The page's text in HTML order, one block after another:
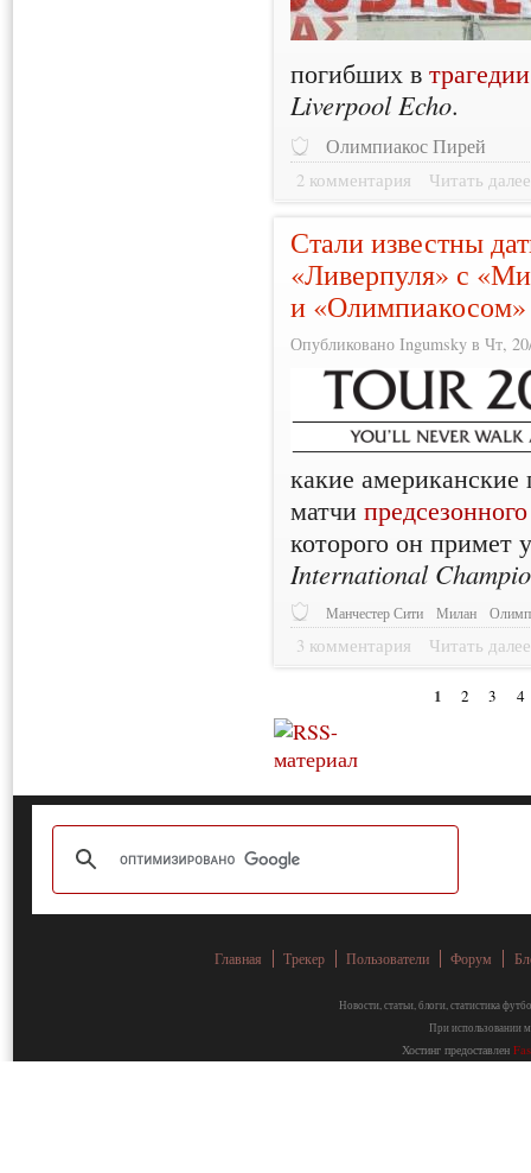
погибших в
Liverpool Echo.
Олимпиакос Пирей
2 комментария Читать далее
Стали известны
«Ливерпуля» с
и «Олимпиакосом»
Опубликовано Ingumsky в Чт,
какие американские
матчипредсезонного
которого он примет
International
Манчестер Сити Милан
3 комментария Читать далее
1 2 3 4
Главная Трекер Пользователи Форум
Новости, статьи, блоги, статистика
При использовании
Хостинг предоставлен